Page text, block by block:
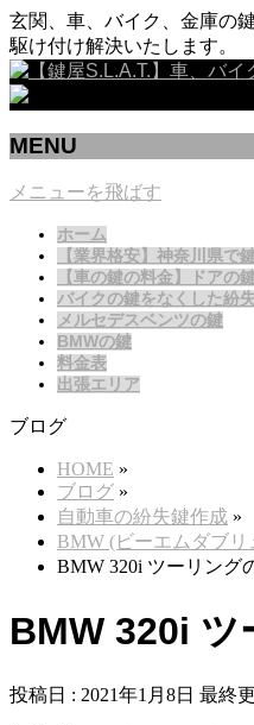
玄関、車、バイク、金庫の
駆け付け解決いたします。
MENU
メニューを飛ばす
ホーム
【業界格安】神奈川県で
【車の鍵の料金】ドアの
バイクの鍵をなくした紛
メルセデスベンツの鍵
BMWの鍵
料金表
出張エリア
ブログ
HOME »
ブログ »
自動車の紛失鍵作成 »
BMW (ビーエムダブリ
BMW 320i ツーリング
BMW 320i ツ
投稿日 : 2021年1月8日 最終